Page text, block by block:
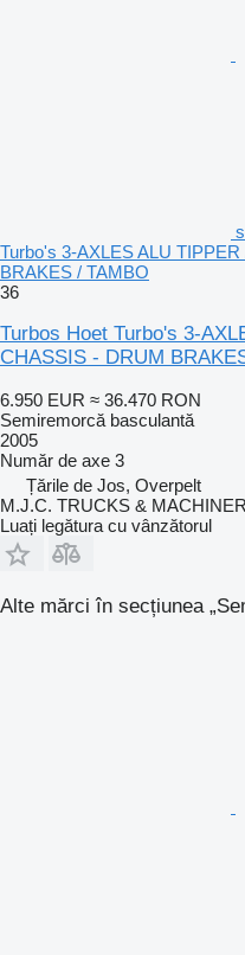
Turbo's 3-AXLES ALU
BRAKES / TAMBO
36
Turbos Hoet Turbo's 3-
CHASSIS - DRUM
6.950 EUR ≈ 36.470 RON
Semiremorcă basculantă
2005
Număr de axe 3
Țările de Jos, Overpelt
M.J.C. TRUCKS &
Luați legătura cu vânzătorul
Alte mărci în secțiunea